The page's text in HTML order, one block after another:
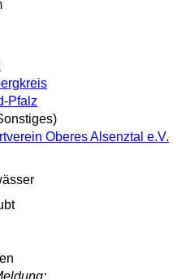
Pfalz
Oberes Alsenztal e.V.